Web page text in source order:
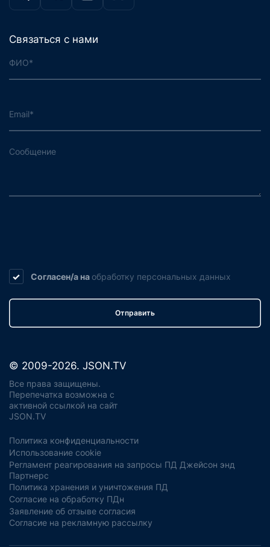
Связаться с нами
Согласен/а на обработку персональных данных
Отправить
© 2009-2026. JSON.TV
Все права защищены.
Перепечатка возможна с
активной ссылкой на сайт
JSON.TV
Политика конфиденциальности
Использование cookie
Регламент реагирования на запросы ПД Джейсон энд
Партнерс
Политика хранения и уничтожения ПД
Согласие на обработку ПДн
Заявление об отзыве согласия
Согласие на рекламную рассылку